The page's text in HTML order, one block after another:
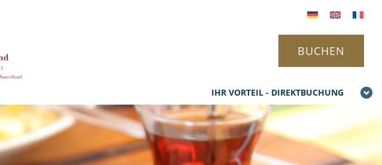
IHR VORTEIL - DIREKTBUCHUNG
BUCHEN